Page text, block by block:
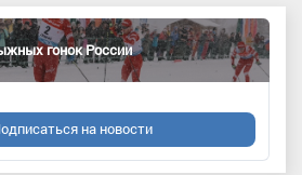
гонок России
на новости